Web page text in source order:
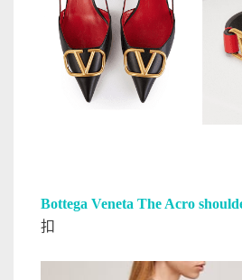
Bottega Veneta The Acro
扣